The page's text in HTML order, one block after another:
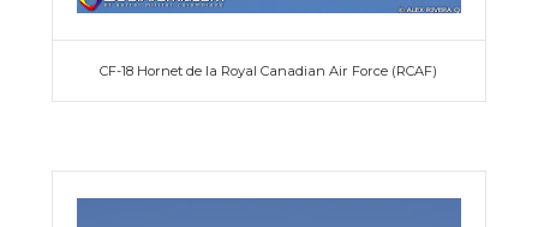
CF-18 Hornet de la Royal Canadian Air Force (RCAF)